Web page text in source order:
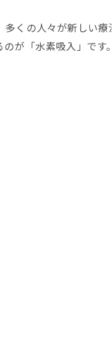
くの人々が新しい
が「水素吸入」で